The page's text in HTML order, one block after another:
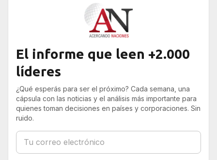
El informe que leen +2.000
líderes
¿Qué esperás para ser el próximo? Cada semana, una
cápsula con las noticias y el análisis más importante para
quienes toman decisiones en países y corporaciones. Sin
ruido.